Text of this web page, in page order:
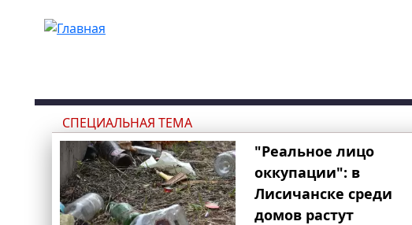
СПЕЦИАЛЬНАЯ ТЕМА
"Реальное лицо
оккупации": в
Лисичанске среди
домов растут